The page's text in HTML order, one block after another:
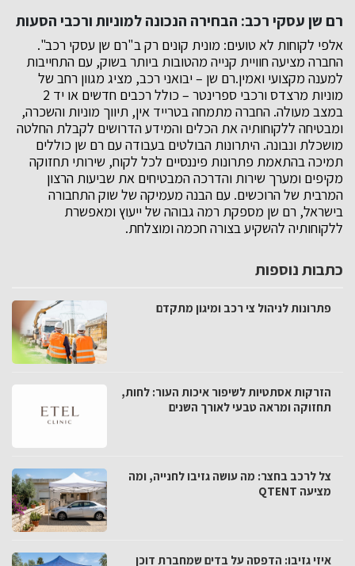
רם שן עסקי רכב: הבחירה הנכונה למוניות ורכבי הסעות
אלפי לקוחות לא טועים: מונית קונים רק ב"רם שן עסקי רכב".
החברה מציעה חוויית קנייה מהטובות ביותר בשוק, עם התחייבות
למענה מקצועי ואמין.רם שן – יבואני רכב, מציג מגוון רחב של
מוניות מרצדס ורכבי ספרינטר – כולל רכבים חדשים או יד 2
במצב מעולה. החברה מתמחה בטרייד אין, תיווך מוניות והשכרה,
ומבטיחה ללקוחותיה את הכלים והמידע הדרושים לקבלת החלטה
מושכלת ונבונה. היתרונות הבולטים בעבודה עם רם שן כוללים
תמיכה בהתאמת פתרונות פיננסיים לכל לקוח, שירותי תחזוקה
מקיפים ומערך שירות והדרכה המבטיחים את שביעות הרצון
המרבית של הרוכשים. עם הבנה מעמיקה של שוק התחבורה
בישראל, רם שן מספקת רמה גבוהה של ייעוץ ומאפשרת
ללקוחותיה להשקיע בצורה חכמה ומוצלחת.
כתבות נוספות
פתרונות לניהול צי רכב ומיגון מתקדם
הזרקות אסתטיות לשיפור איכות העור: לחות,
תחזוקה ומראה טבעי לאורך השנים
צל לרכב בחצר: מה עושה גזיבו לחנייה, ומה
מציעה QTENT
איזי גזיבו: הדפסה על בדים שמחברת דוכן